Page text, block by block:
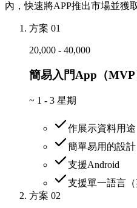
內，快速將APP推出市場並獲
方案 01
20,000 - 40,000
簡易入門App（MVP
~ 1 - 3 星期
作展示資料用途
簡單易用的設計
支援Android
支援單一語言（
方案 02